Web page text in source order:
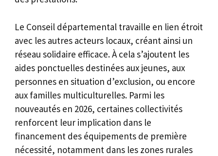
Le Conseil départemental travaille en lien étroit
avec les autres acteurs locaux, créant ainsi un
réseau solidaire efficace. À cela s’ajoutent les
aides ponctuelles destinées aux jeunes, aux
personnes en situation d’exclusion, ou encore
aux familles multiculturelles. Parmi les
nouveautés en 2026, certaines collectivités
renforcent leur implication dans le
financement des équipements de première
nécessité, notamment dans les zones rurales